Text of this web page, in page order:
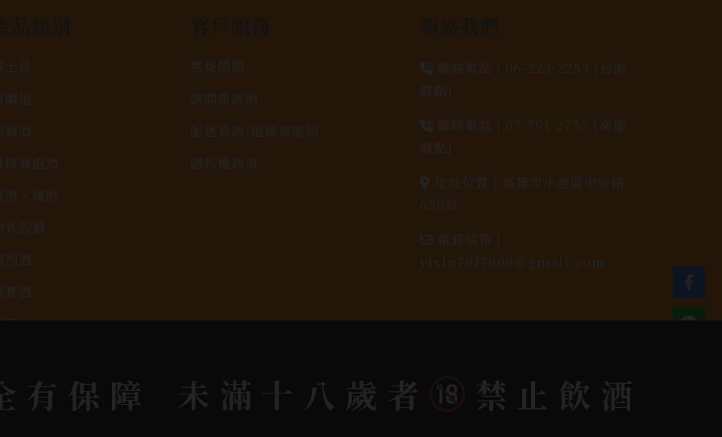
士忌
蘭地
萄酒
檳氣泡酒
酒、燒酎
式烈酒
烈酒
實酒
酒
/ 噶瑪蘭
常見問題
詢問單說明
配送資訊/退換貨說明
隱私權政策
聯絡電話 | 06-223-2253 (台南
據點)
聯絡電話 | 07-791-2757 (高雄
據點)
地址位置 | 高雄市小港區中安路
650號
電郵信箱 |
yixin7917909@gmail.com
有保障 未滿十八歲者 禁止飲酒